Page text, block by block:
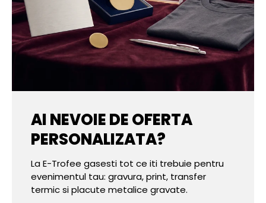
AI NEVOIE DE OFERTA
PERSONALIZATA?
La E-Trofee gasesti tot ce iti trebuie pentru
evenimentul tau: gravura, print, transfer
termic si placute metalice gravate.